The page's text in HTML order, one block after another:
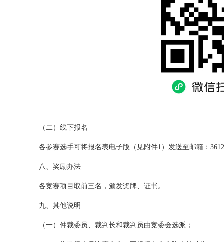
（二）线下报名
各参赛选手可将报名表电子版（见附件1）发送至邮箱：
八、奖励办法
各竞赛项目取前三名，颁发奖牌、证书。
九、其他说明
（一）仲裁委员、裁判长和裁判员由竞委会选派；